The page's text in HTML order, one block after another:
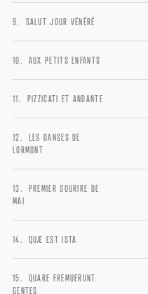
LOGIN
SALUT JOUR VÉNÉRÉ
AUX PETITS ENFANTS
PIZZICATI ET ANDANTE
LES DANSES DE
LORMONT
PREMIER SOURIRE DE
MAI
QUÆ EST ISTA
QUARE FREMUERUNT
GENTES